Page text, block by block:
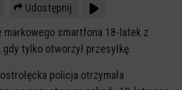
Udostępnij
markowego smartfona 18-latek z
gdy tylko otworzył przesyłkę.
policja otrzymała